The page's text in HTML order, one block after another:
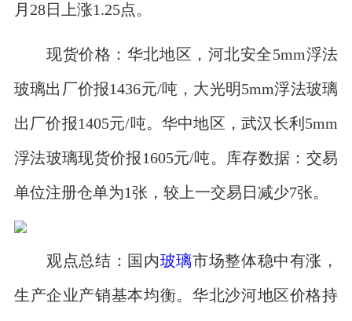
月28日上涨1.25点。
现货价格：华北地区，河北安全5mm浮法
玻璃出厂价报1436元/吨，大光明5mm浮法玻璃
出厂价报1405元/吨。华中地区，武汉长利5mm
浮法玻璃现货价报1605元/吨。库存数据：交易
单位注册仓单为1张，较上一交易日减少7张。
观点总结：国内玻璃市场整体稳中有涨，
生产企业产销基本均衡。华北沙河地区价格持